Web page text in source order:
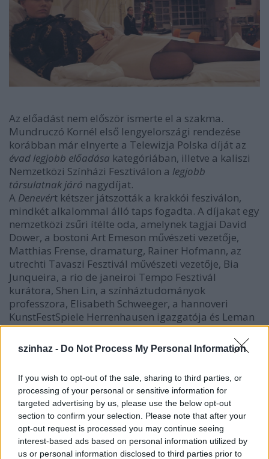
szinhaz - Do Not Process My Personal Information
If you wish to opt-out of the sale, sharing to third parties, or
processing of your personal or sensitive information for
targeted advertising by us, please use the below opt-out
section to confirm your selection. Please note that after your
opt-out request is processed you may continue seeing
interest-based ads based on personal information utilized by
us or personal information disclosed to third parties prior to
Az előadást nem először ismerte el a szakma.
Mundruczó Kornél első lengyelországi rendezése
korábban már elnyerte a Telewizja Polska díját az
évad legjobb előadása kategóriában, illetve a kaliszi
Nemzetközi Színházi Fesztiválon a legjobb
társulatnak járó nagydíjat.
A Denevért kétszer játszották a krakkói fesziválon,
mindkét alkalommal álló taps fogadta. A díjakat egy
nemzetközi zsűri ítélte oda, amelynek tagjai David
Dower, a bostoni Art Emeson művészeti vezetője,
Matthias Frense, dramaturg, Rainer Hofmann, az
utrechti Tavaszi Fesztivál művészeti vezetője, Bia
Junqueira, a rio de janeiroi Tempo Fesztivál
kurátora, Shen Lin, a színháztudományok
professzora, Elisabeth Schweeger, a hannoveri
KunstFestSpiele Herrenhausen igazgatója és Leman
Yilmaz, az Isztambuli Színházi Fesztivál igazgatója
voltak.